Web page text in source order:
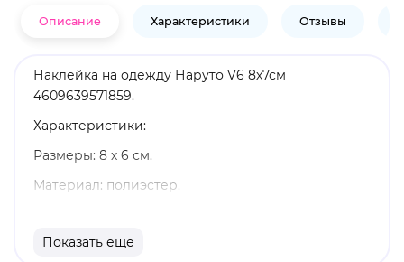
Описание Характеристики Отзывы
Наклейка на одежду Наруто V6 8х7см
4609639571859.
Характеристики:
Размеры: 8 х 6 см.
Материал: полиэстер.
продукт.
Показать еще